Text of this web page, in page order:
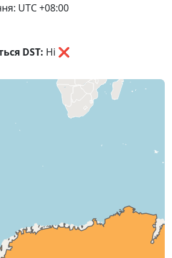
UTC +08:00
DST: Ні ❌